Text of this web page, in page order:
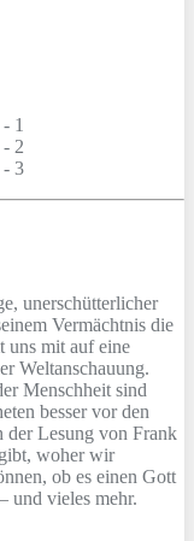
unerschütterlicher
Vermächtnis die
uns mit auf eine
Weltanschauung.
Menschheit sind
besser vor den
der Lesung von Frank
woher wir
ob es einen Gott
und vieles mehr.